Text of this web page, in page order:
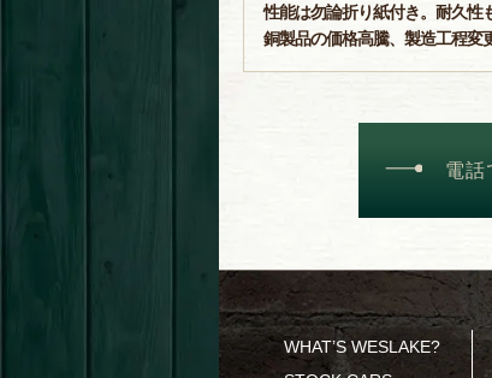
性能は勿論折り紙付き。耐久性
銅製品の価格高騰、製造工程変
電話
WHAT’S WESLAKE?